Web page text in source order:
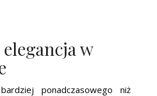
w
ponadczasowego niż